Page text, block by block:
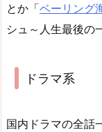
とか「ベーリング
シュ～人生最後の
ドラマ系
国内ドラマの全話